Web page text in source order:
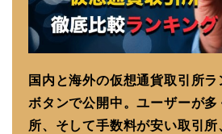
国内と海外の仮想通貨取引所
ボタンで公開中。ユーザーが多
所、そして手数料が安い取引